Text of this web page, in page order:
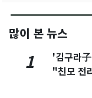
많이 본 뉴스
1
'김구라
"친모 전